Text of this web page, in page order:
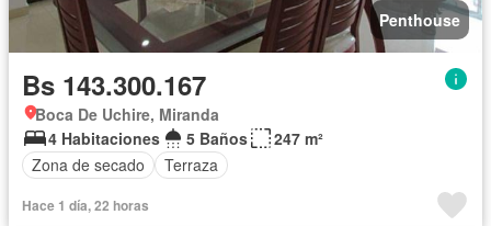
Penthouse
Bs 143.300.167
Boca De Uchire, Miranda
4 Habitaciones
5 Baños
247 m²
Zona de secado
Terraza
Hace 1 día, 22 horas